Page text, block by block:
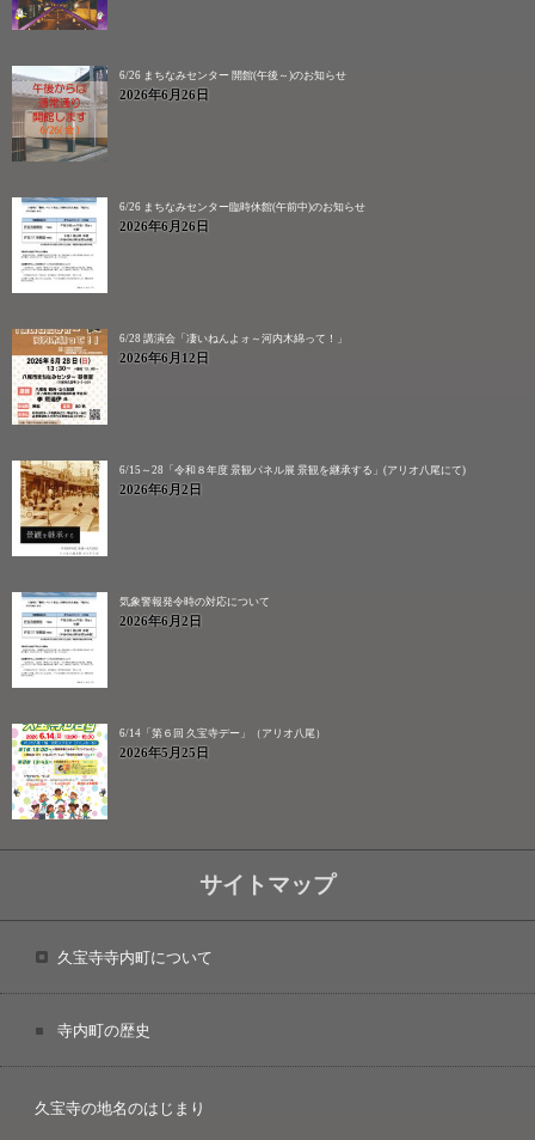
6/26 まちなみセンター 開館(午後～)のお知らせ
2026年6月26日
6/26 まちなみセンター臨時休館(午前中)のお知らせ
2026年6月26日
6/28 講演会「凄いねんよォ～河内木綿って！」
2026年6月12日
6/15～28「令和８年度 景観パネル展 景観を継承する」(アリオ八尾にて)
2026年6月2日
気象警報発令時の対応について
2026年6月2日
6/14「第６回 久宝寺デー」（アリオ八尾）
2026年5月25日
サイトマップ
久宝寺寺内町について
寺内町の歴史
久宝寺の地名のはじまり